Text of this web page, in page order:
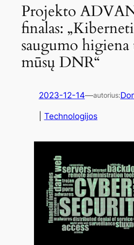
Projekto
finalas:
saugumo
mūsų DNR“
2023-12-14—autorius:
Technologijos